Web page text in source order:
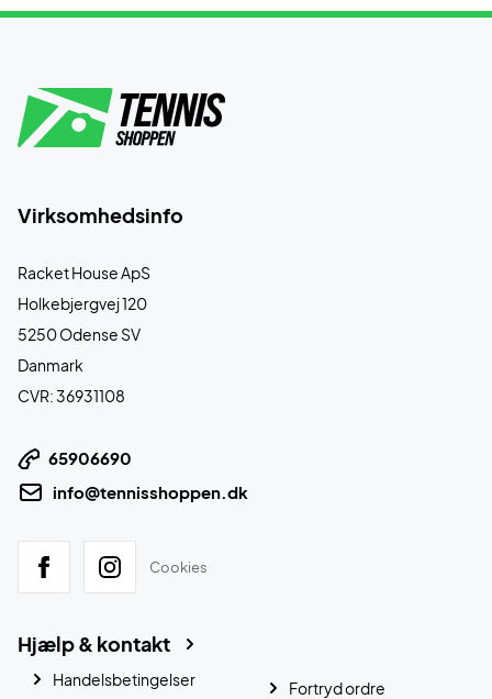
Virksomhedsinfo
Racket House ApS
Holkebjergvej 120
5250 Odense SV
Danmark
CVR: 36931108
65906690
info@tennisshoppen.dk
Cookies
Hjælp & kontakt
Handelsbetingelser
Fortryd ordre